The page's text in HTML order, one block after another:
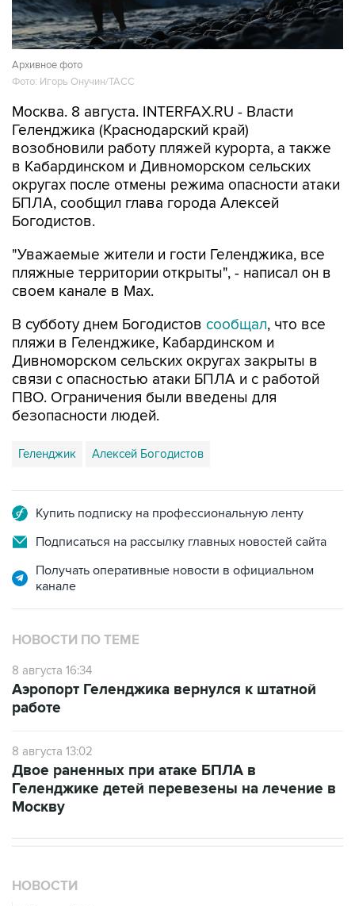
Архивное фото
Фото: Игорь Онучин/ТАСС
Москва. 8 августа. INTERFAX.RU - Власти
Геленджика (Краснодарский край)
возобновили работу пляжей курорта, а также
в Кабардинском и Дивноморском сельских
округах после отмены режима опасности атаки
БПЛА, сообщил глава города Алексей
Богодистов.
"Уважаемые жители и гости Геленджика, все
пляжные территории открыты", - написал он в
своем канале в Max.
В субботу днем Богодистов сообщал, что все
пляжи в Геленджике, Кабардинском и
Дивноморском сельских округах закрыты в
связи с опасностью атаки БПЛА и с работой
ПВО. Ограничения были введены для
безопасности людей.
Геленджик Алексей Богодистов
Купить подписку на профессиональную ленту
Подписаться на рассылку главных новостей сайта
Получать оперативные новости в официальном
канале
НОВОСТИ ПО ТЕМЕ
8 августа 16:34
Аэропорт Геленджика вернулся к штатной
работе
8 августа 13:02
Двое раненных при атаке БПЛА в
Геленджике детей перевезены на лечение в
Москву
НОВОСТИ